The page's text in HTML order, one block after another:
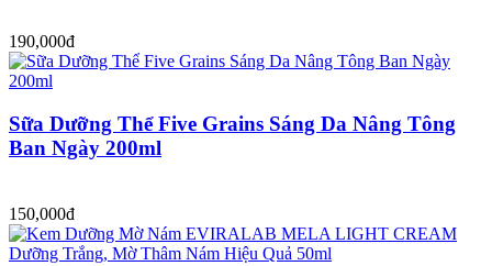
190,000đ
Sữa Dưỡng Thể Five Grains Sáng Da Nâng Tông
Ban Ngày 200ml
150,000đ